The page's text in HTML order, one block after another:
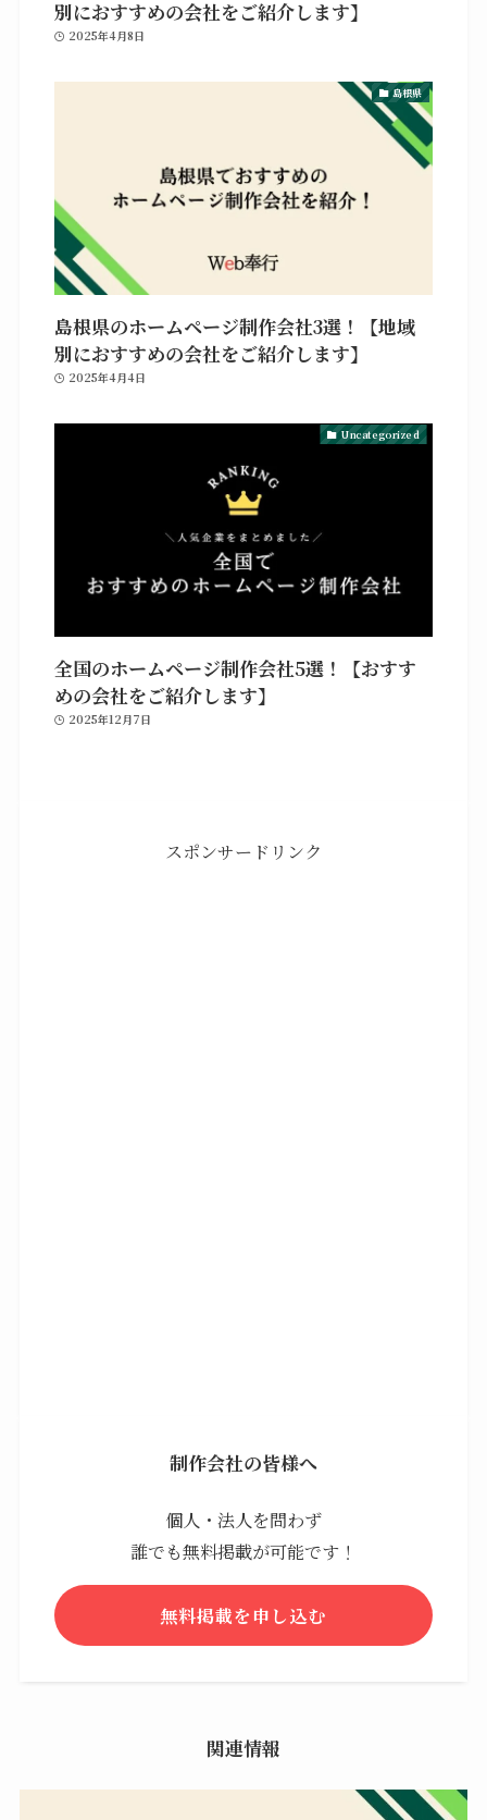
別におすすめの会社をご紹介します】
2025年4月8日
島根県
島根県のホームページ制作会社3選！【地域
別におすすめの会社をご紹介します】
2025年4月4日
Uncategorized
全国のホームページ制作会社5選！【おすす
めの会社をご紹介します】
2025年12月7日
スポンサードリンク
制作会社の皆様へ
個人・法人を問わず
誰でも無料掲載が可能です！
無料掲載を申し込む
関連情報